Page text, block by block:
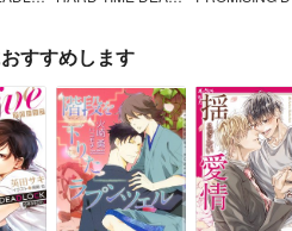
すすめします